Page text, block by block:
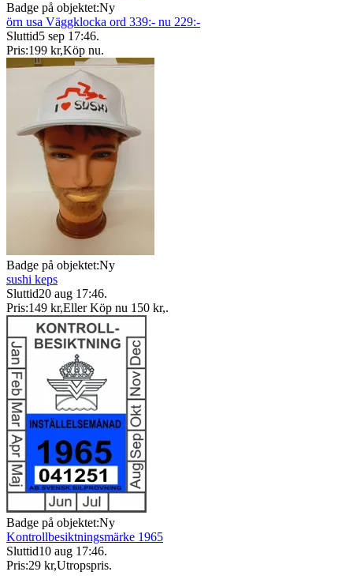
Badge på objektet:Ny
örn usa Väggklocka ord 339:- nu 229:-
Sluttid5 sep 17:46.
Pris:199 kr,Köp nu.
Badge på objektet:Ny
sushi keps
Sluttid20 aug 17:46.
Pris:149 kr,Eller Köp nu 150 kr,.
Badge på objektet:Ny
Kontrollbesiktningsmärke 1965
Sluttid10 aug 17:46.
Pris:29 kr,Utropspris.